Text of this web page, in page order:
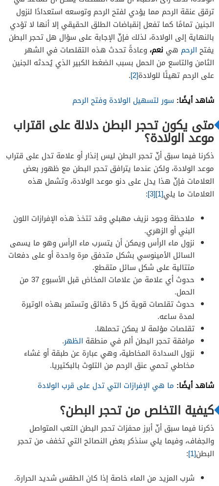
ترقق عنقة الرحم مما يؤدي لفتح الرحم وتوسعه استعدادًا لنزول
الجنين تمامًا كما تفعل إنقباضات الطلق الحقيقي إلا أنها لا تؤدي
بالنهاية إلى الولادة، لذلك فإنّ الإجابة على سؤال هل تحجر البطن
يفتح الرحم هي نعم، وعادةً تحدث هذه التقلصات في الشهر
الثامن والتاسع من الحمل بسبب الضغط الكبير الذي يُحدثه الجنين
على الرحم تهيئًا للولادة[2]
.
شاهد أيضًا: سور لتسهيل الولادة وفتح الرحم
متى يكون تحجر البطن دلالة على اقتراب
موعد الولادة؟
ذكرنا فيما سبق أنّ تحجر البطن ليس إنذار أو علامة تدل على قتراب
موعد الولادة، ولكن عندما يترافق تحجر البطن مع ظهور بعض
العلامات فإنّ هذا يدل على دنو موعد الولادة، وتشمل هذه
العلامات ما يلي[1]
[3]
:
ملاحظة وجود نزيف مهبلي وقد تتخذ هذه الإفرازات اللون
البني أو الزهري.
نزول ماء الرأس ويمكن أن يتسرب ماء الرأس وهو ما يسمى
السائل الأمينوسي بشكل متدفق مرة واحدة أو على دفعات
متتالية على شكل سائل متقطع.
حدوث أي علامة من علامات المخاض قبل الأسبوع 37 من
الحمل.
حدوث تقلصات قوية كل 5 دقائق وتستمر بهذه الوتيرة
لمدة ساعه.
تقلصات مؤلمة لا يمكن تحملها.
مرافقة تحجر البطن ألم في منطقة الظهر.
نزول السدادة المخاطية، وهي عبارة عن طبقة أو غشاء
مخاطي تحمي عنق الرحم من التلوث بالبكتيريا.
شاهد أيضًا: ما هي الإفرازات التي تدل على قرب الولادة
كيفية التخلص من تحجر البطن؟
ذكرنا فيما سبق أنّ أبرز محفزات تحجر البطن التعب المتواصل
والجفاف، وفيما يلي سنذكر بعض النصائح التي تخفف من تحجر
البطن[1]
:
شرب المزيد من الماء خاصة إذا كان الطقس شديد الحرارة.